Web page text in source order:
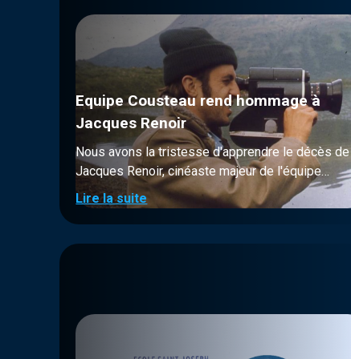
Equipe Cousteau rend hommage à
Jacques Renoir
Nous avons la tristesse d'apprendre le décès de
Jacques Renoir, cinéaste majeur de l'équipe
Cousteau, décédé le jeudi 7 novembre à Nice, à
l’âge de 82 ans. Jacques Renoir est l’arrière-
petit-fils d’Auguste Renoir, le maître
impressionniste, le petit-fils de Pierre Renoir, le
Renoir, le réalisateur de Déjeuner sur l’Herbe,
Lire la suite